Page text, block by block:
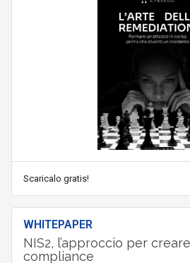
Scaricalo gratis!
WHITEPAPER
NIS2, l’approccio per
compliance